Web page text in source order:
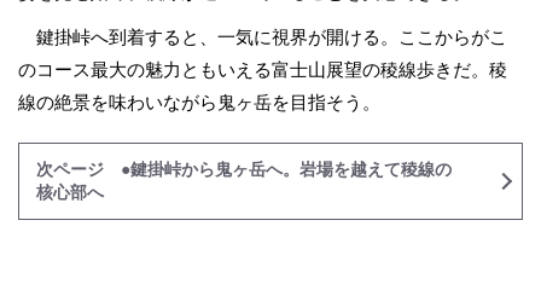
鍵掛峠へ到着すると、一気に視界が開ける。ここからがこ
のコース最大の魅力ともいえる富士山展望の稜線歩きだ。稜
線の絶景を味わいながら鬼ヶ岳を目指そう。
次ページ ●鍵掛峠から鬼ヶ岳へ。岩場を越えて稜線の
核心部へ